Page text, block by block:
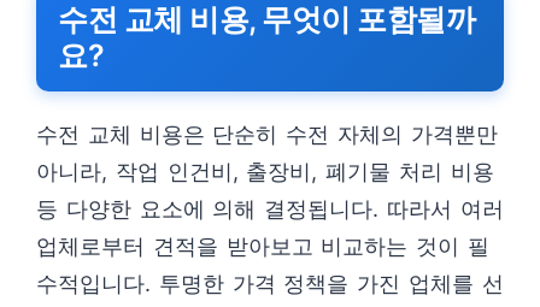
수전 교체 비용, 무엇이 포함될까
요?
수전 교체 비용은 단순히 수전 자체의 가격뿐만
아니라, 작업 인건비, 출장비, 폐기물 처리 비용
등 다양한 요소에 의해 결정됩니다. 따라서 여러
업체로부터 견적을 받아보고 비교하는 것이 필
수적입니다. 투명한 가격 정책을 가진 업체를 선